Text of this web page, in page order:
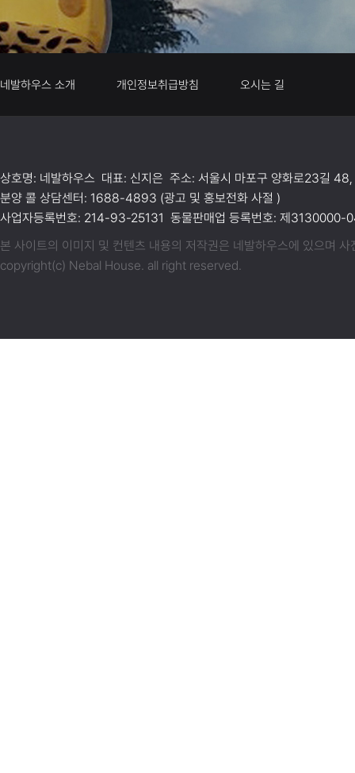
네발하우스 소개 개인정보취급방침 오시는 길
상호명: 네발하우스 대표: 신지은 주소: 서울시 마포구 양화로23길
분양 콜 상담센터: 1688-4893 (광고 및 홍보전화 사절 )
사업자등록번호: 214-93-25131 동물판매업 등록번호: 제
본 사이트의 이미지 및 컨텐츠 내용의 저작권은 네발하우스에 있으며
copyright(c) Nebal House. all right reserved.